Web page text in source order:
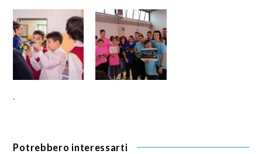
·
Potrebbero interessarti